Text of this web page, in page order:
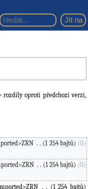
oproti předchozí verzi,
1 254 bajtů
0
1 254 bajtů
0
1 254 bajtů